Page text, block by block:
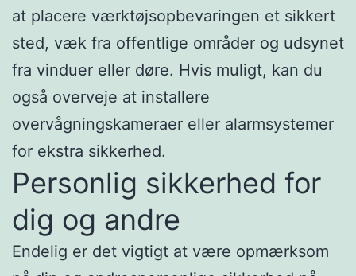
at placere værktøjsopbevaringen et sikkert
sted, væk fra offentlige områder og udsynet
fra vinduer eller døre. Hvis muligt, kan du
også overveje at installere
overvågningskameraer eller alarmsystemer
for ekstra sikkerhed.
Personlig sikkerhed for
dig og andre
Endelig er det vigtigt at være opmærksom